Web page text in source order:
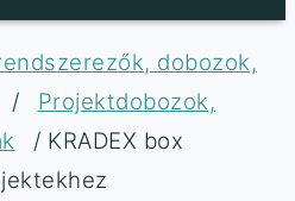
dobozok,
/
Projektdobozok,
/ KRADEX box